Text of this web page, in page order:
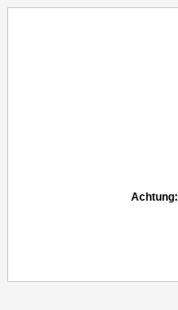
Achtung: